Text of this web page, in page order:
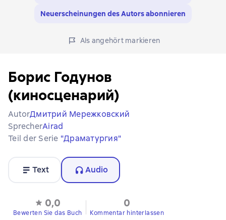
Neuerscheinungen des Autors abonnieren
Als angehört markieren
Борис Годунов
(киносценарий)
AutorДмитрий Мережковский
SprecherAirad
Teil der Serie "Драматургия"
Text Audio
0,0
Bewerten Sie das Buch
0
Kommentar hinterlassen